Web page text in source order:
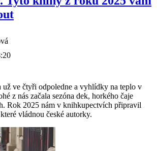
už ve čtyři odpoledne a vyhlídky na teplo v
z nás začala sezóna dek, horkého čaje
Rok 2025 nám v knihkupectvích připravil
vládnou české autorky.